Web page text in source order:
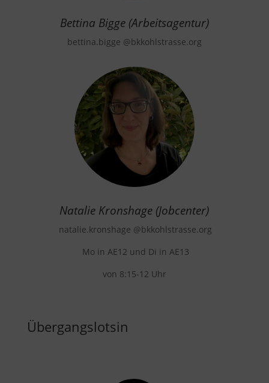
Bettina Bigge (Arbeitsagentur)
bettina.bigge @bkkohlstrasse.org
Natalie Kronshage (Jobcenter)
natalie.kronshage @bkkohlstrasse.org
Mo in AE12 und Di in AE13
von 8:15-12 Uhr
Übergangslotsin